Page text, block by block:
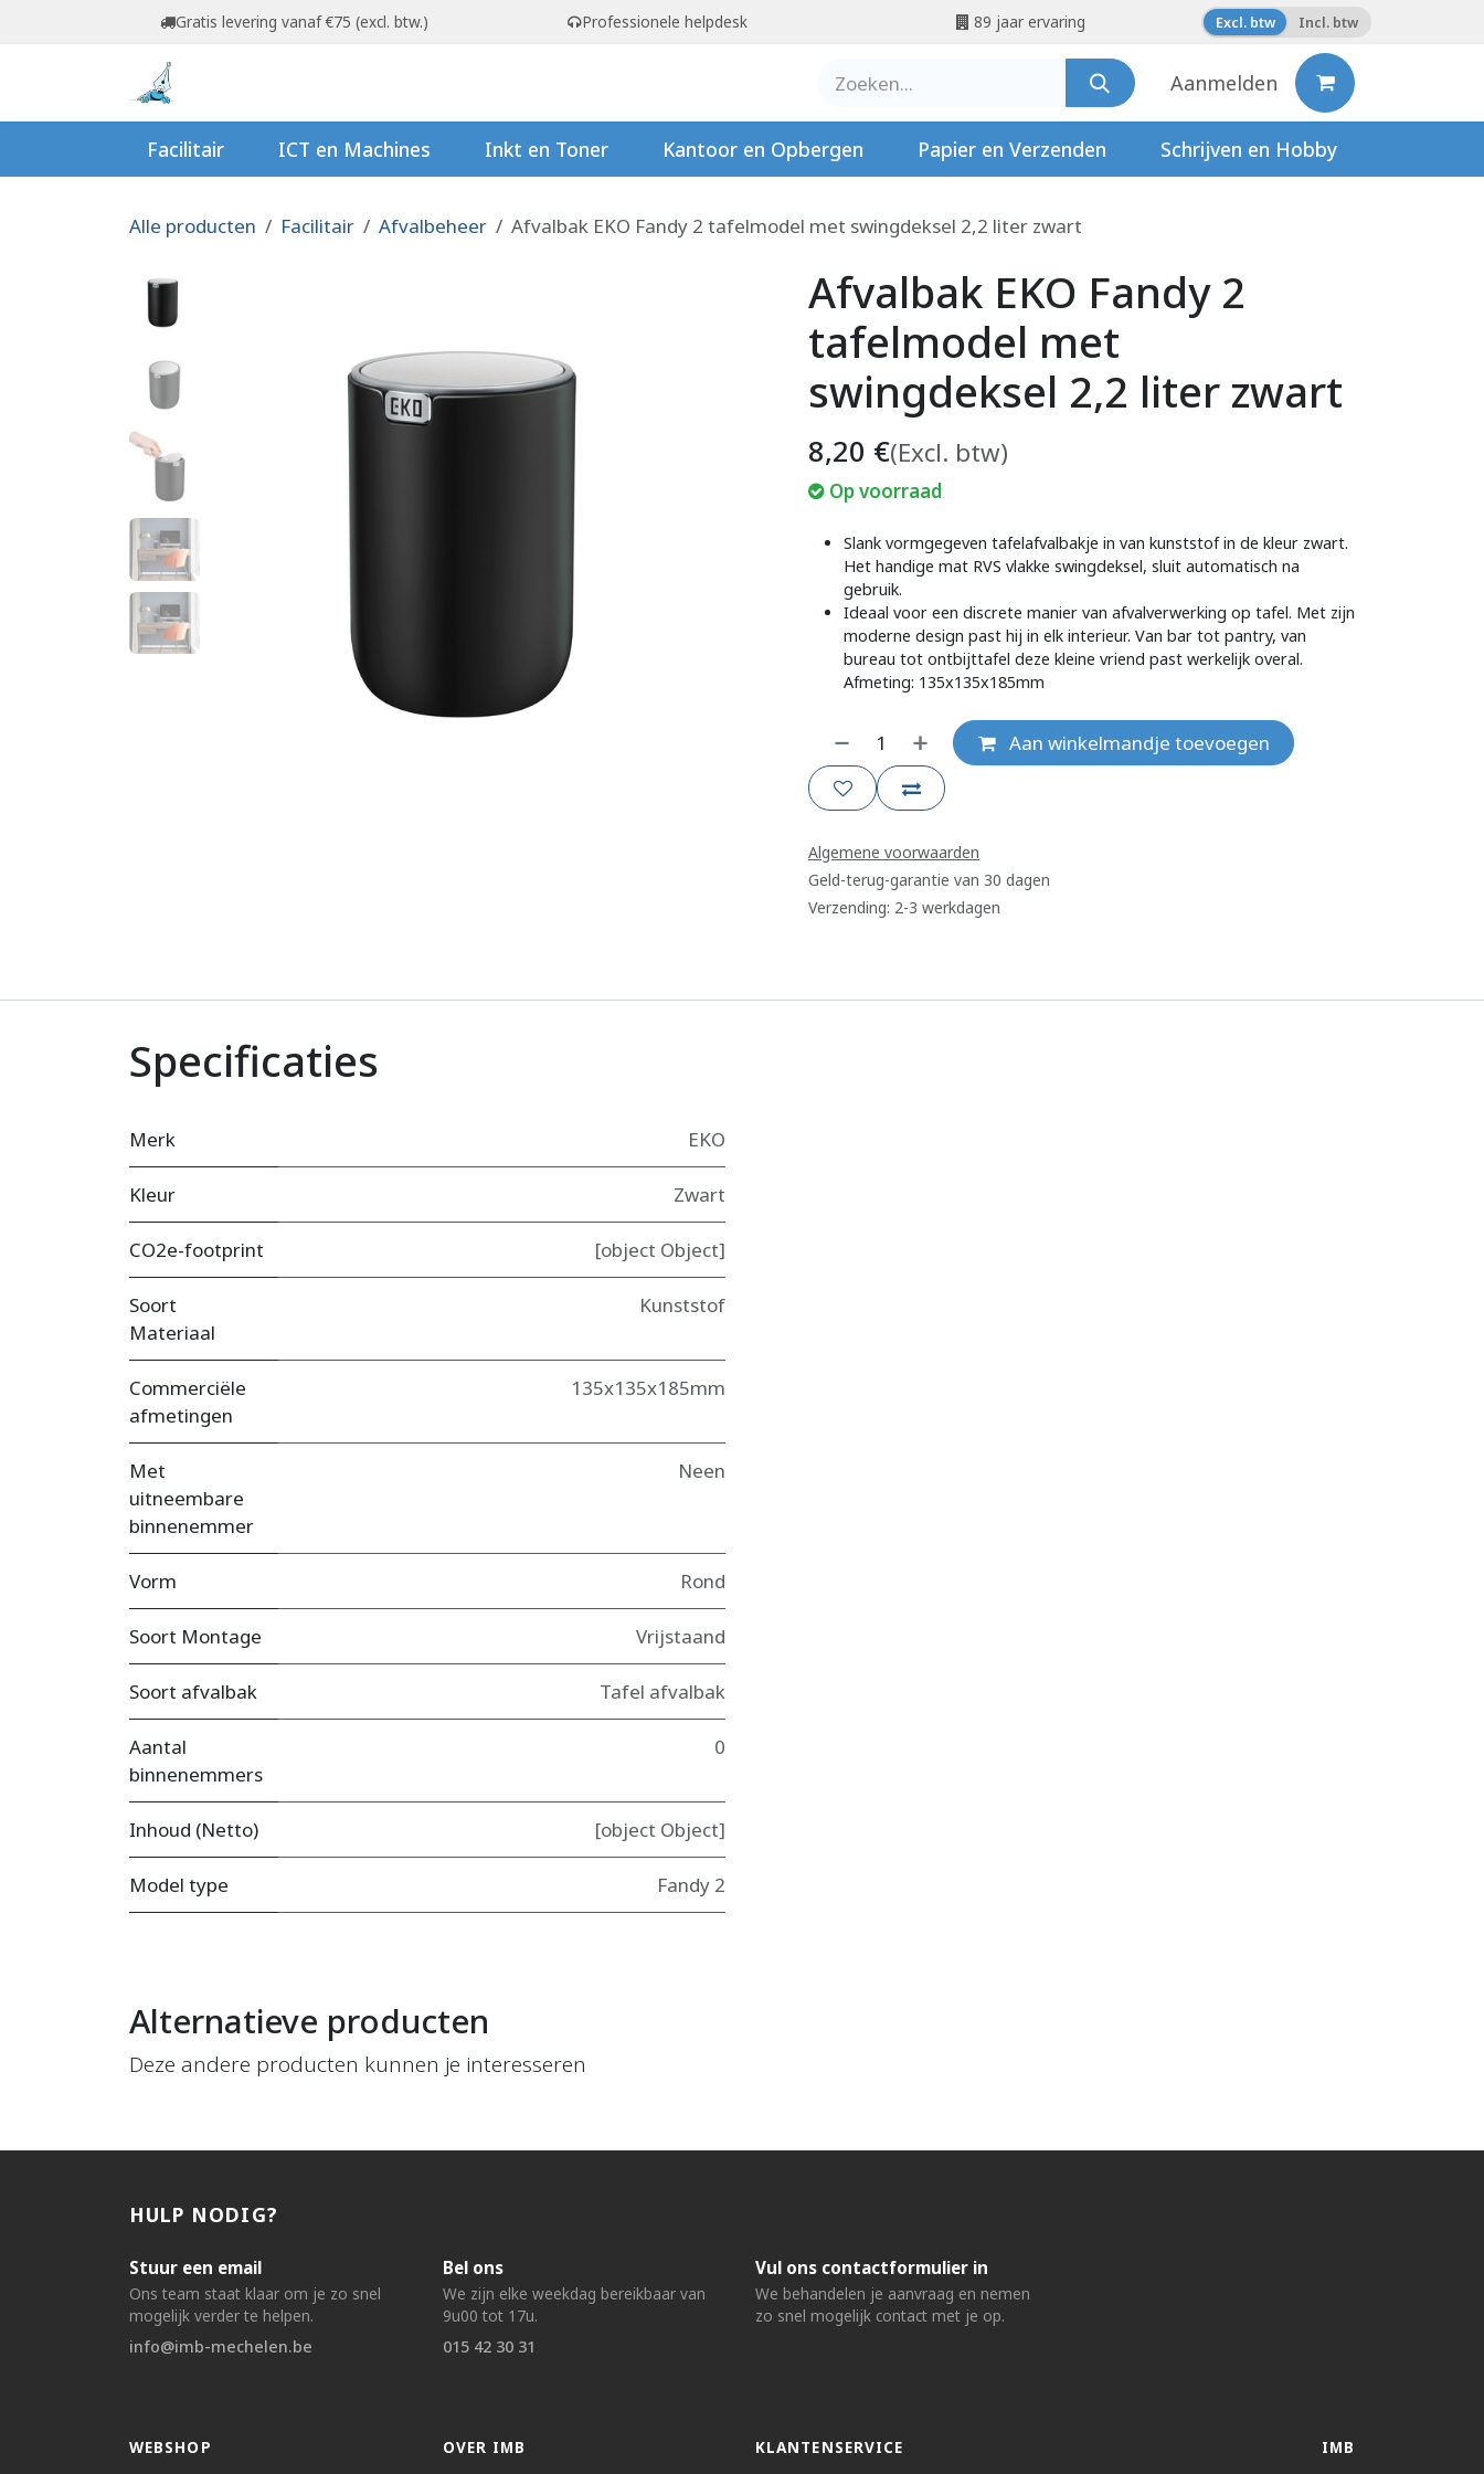
Overslaan naar inhoudGratis levering vanaf €75 (excl. btw.) Professionele helpdesk 89 jaar ervaring Excl. btw Incl. btw
Aanmelden
Facilitair ICT en Machines Inkt en Toner Kantoor en Opbergen Papier en Verzenden Schrijven en Hobby
Alle producten Facilitair Afvalbeheer Afvalbak EKO Fandy 2 tafelmodel met swingdeksel 2,2 liter zwart
Afvalbak EKO Fandy 2
tafelmodel met
swingdeksel 2,2 liter zwart
8,20 €(Excl. btw)
Op voorraad
Slank vormgegeven tafelafvalbakje in van kunststof in de kleur zwart.
Het handige mat RVS vlakke swingdeksel, sluit automatisch na
gebruik.
Ideaal voor een discrete manier van afvalverwerking op tafel. Met zijn
moderne design past hij in elk interieur. Van bar tot pantry, van
bureau tot ontbijttafel deze kleine vriend past werkelijk overal.
Afmeting: 135x135x185mm
Aan winkelmandje toevoegen
Algemene voorwaarden
Geld-terug-garantie van 30 dagen
Verzending: 2-3 werkdagen
Specificaties
Merk EKO
Kleur Zwart
CO2e-footprint [object Object]
Soort
Materiaal
Kunststof
Commerciële
afmetingen
135x135x185mm
Met
uitneembare
binnenemmer
Neen
Vorm Rond
Soort Montage Vrijstaand
Soort afvalbak Tafel afvalbak
Aantal
binnenemmers
0
Inhoud (Netto) [object Object]
Model type Fandy 2
Alternatieve producten
Deze andere producten kunnen je interesseren
HULP NODIG?
Stuur een email
Ons team staat klaar om je zo snel
mogelijk verder te helpen.
info@imb-mechelen.be
Bel ons
We zijn elke weekdag bereikbaar van
9u00 tot 17u.
015 42 30 31
Vul ons contactformulier in
We behandelen je aanvraag en nemen
zo snel mogelijk contact met je op.
WEBSHOP OVER IMB KLANTENSERVICE IMB